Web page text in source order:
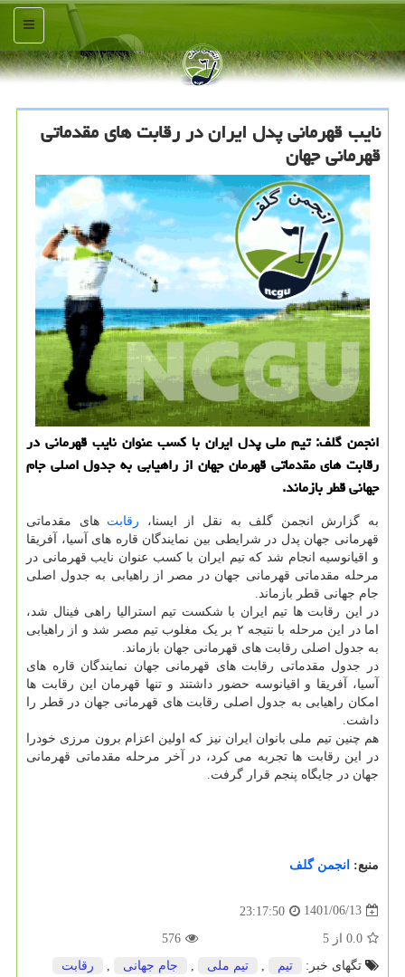
منو
نایب قهرمانی پدل ایران در رقابت های مقدماتی
قهرمانی جهان
انجمن گلف: تیم ملی پدل ایران با کسب عنوان نایب قهرمانی در
رقابت های مقدماتی قهرمان جهان از راهیابی به جدول اصلی جام
جهانی قطر بازماند.
به گزارش انجمن گلف به نقل از ایسنا، رقابت های مقدماتی
قهرمانی جهان پدل در شرایطی بین نمایندگان قاره های آسیا، آفریقا
و اقیانوسیه انجام شد که تیم ایران با کسب عنوان نایب قهرمانی در
مرحله مقدماتی قهرمانی جهان در مصر از راهیابی به جدول اصلی
جام جهانی قطر بازماند.
در این رقابت ها تیم ایران با شکست تیم استرالیا راهی فینال شد،
اما در این مرحله با نتیجه ۲ بر یک مغلوب تیم مصر شد و از راهیابی
به جدول اصلی رقابت های قهرمانی جهان بازماند.
در جدول مقدماتی رقابت های قهرمانی جهان نمایندگان قاره های
آسیا، آفریقا و اقیانوسه حضور داشتند و تنها قهرمان این رقابت ها
امکان راهیابی به جدول اصلی رقابت های قهرمانی جهان در قطر را
داشت.
هم چنین تیم ملی بانوان ایران نیز که اولین اعزام برون مرزی خودرا
در این رقابت ها تجربه می کرد، در آخر مرحله مقدماتی قهرمانی
جهان در جایگاه پنجم قرار گرفت.
منبع: انجمن گلف
1401/06/13
23:17:50
0.0 از 5
576
تگهای خبر:
تیم تیم ملی جام جهانی رقابت